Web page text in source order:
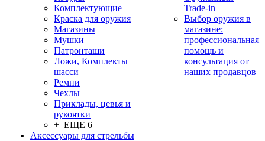
Комплектующие
Краска для оружия
Магазины
Мушки
Патронташи
Ложи, Комплекты
шасси
Ремни
Чехлы
Приклады, цевья и
рукоятки
+ ЕЩЕ 6
Аксессуары для стрельбы
Trade-in
Выбор оружия в
магазине:
профессиональная
помощь и
консультация от
наших продавцов